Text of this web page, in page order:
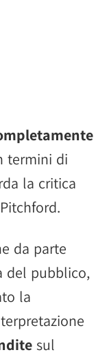
termini di
la critica
da parte
del pubblico,
la
sul